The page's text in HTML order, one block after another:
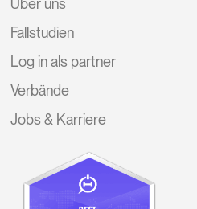
Über uns
Fallstudien
Log in als partner
Verbände
Jobs & Karriere